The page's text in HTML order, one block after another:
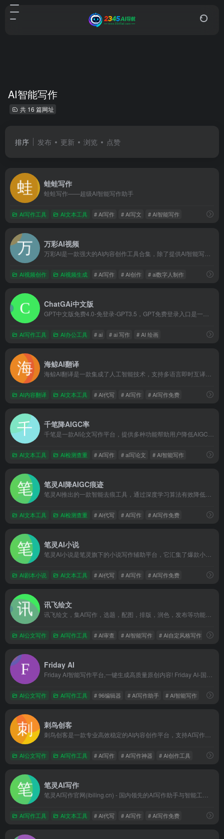
AI智能写作
共 16 篇网址
排序 发布 更新 浏览 点赞
蛙蛙写作
蛙蛙写作——超级AI智能写作助手
AI写作工具 AI文本工具 # AI写作 # AI写文 # AI智能写作
万彩AI视频
AI视频创作 AI视频生成 # AI写作 # AI创作 # ai数字人制作
ChatGAi中文版
AI写作工具 AI办公工具 # ai # ai 写作 # AI 绘画
海鲸AI翻译
AI内容翻译 AI文本工具 # AI代写 # AI写作 # AI写作免费
千笔降AIGC率
AI文本工具 AI检测查重 # AI写作 # ai写论文 # AI智能写作
笔灵AI降AIGC痕迹
AI文本工具 AI检测查重 # AI代写 # AI写作 # AI写作免费
笔灵AI小说
AI剧本小说 AI文本工具 # AI代写 # AI写作 # AI写作免费
讯飞绘文
AI公文写作 AI写作工具 # AI审查 # AI智能写作 # AI自定风格写作
Friday AI
AI公文写作 AI写作工具 # 96编辑器 # AI写作助手 # AI智能写作
刺鸟创客
AI公文写作 AI写作工具 # AI写作 # AI写作神器 # AI创作工具
笔灵AI写作
AI写作工具 AI文本工具 # AI代写 # AI写作 # AI写作免费